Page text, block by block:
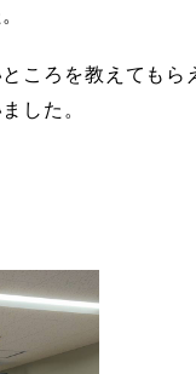
ころを教えても
した。